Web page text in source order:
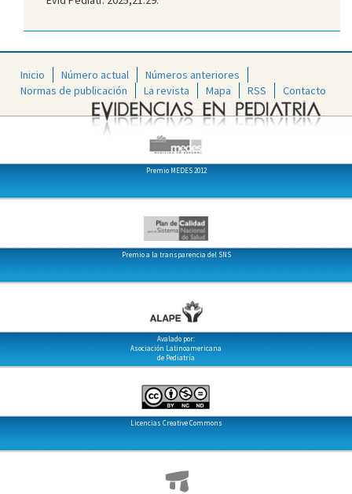
Inicio Número actual
Números anteriores
Normas de publicación
La revista Mapa RSS Contacto
Premio MEDES 2012
Premio a la transparencia del SNS
Avalado por:
Asociación Latinoamericana
de Pediatría
Licencias Creative Commons